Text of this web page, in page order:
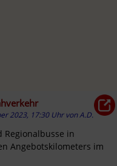
2023, 17:30 Uhr vonA.D.
Regionalbusse in
Angebotskilometers im